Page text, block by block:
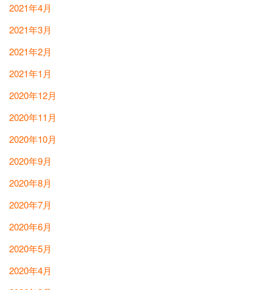
2021年4月
2021年3月
2021年2月
2021年1月
2020年12月
2020年11月
2020年10月
2020年9月
2020年8月
2020年7月
2020年6月
2020年5月
2020年4月